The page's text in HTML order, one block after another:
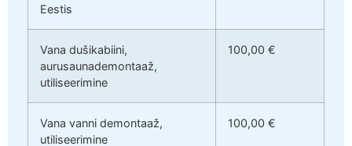
Eestis
Vana dušikabiini,
aurusaunademontaaž,
utiliseerimine
100,00 €
Vana vanni demontaaž,
utiliseerimine
100,00 €